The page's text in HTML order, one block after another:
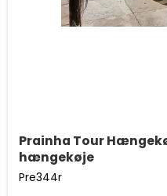
Prainha Tour
hængekøje
Pre344r